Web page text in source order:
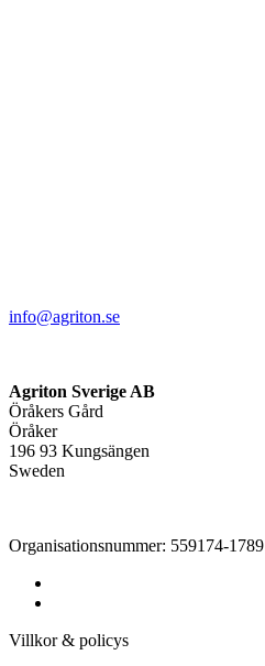
info@agriton.se
Agriton Sverige AB
Öråkers Gård
Öråker
196 93 Kungsängen
Sweden
Organisationsnummer: 559174-1789
Villkor & policys